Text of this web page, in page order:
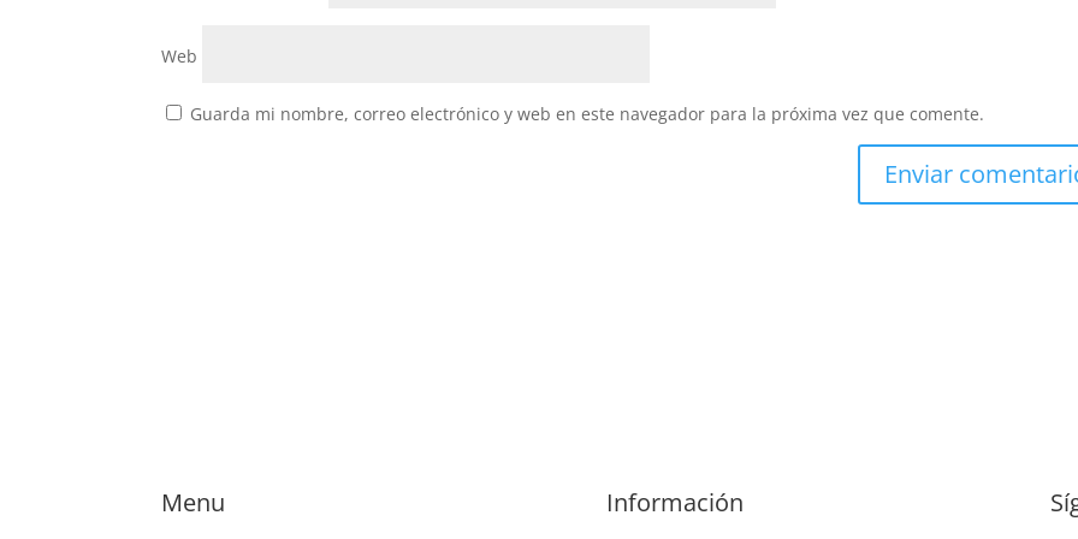
Web
Guarda mi nombre, correo electrónico y web en este navegador para la próxima vez que comente.
Menu Información